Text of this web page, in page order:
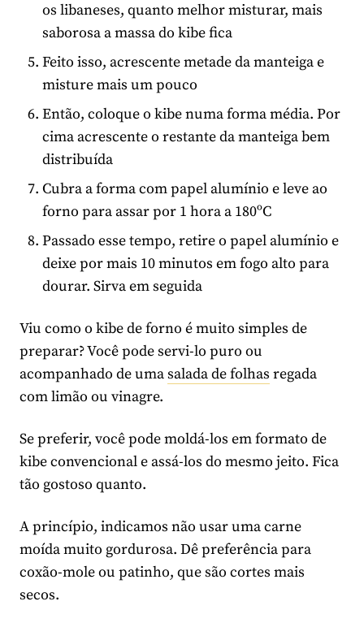
os libaneses, quanto melhor misturar, mais
saborosa a massa do kibe fica
Feito isso, acrescente metade da manteiga e
misture mais um pouco
Então, coloque o kibe numa forma média. Por
cima acrescente o restante da manteiga bem
distribuída
Cubra a forma com papel alumínio e leve ao
forno para assar por 1 hora a 180ºC
Passado esse tempo, retire o papel alumínio e
deixe por mais 10 minutos em fogo alto para
dourar. Sirva em seguida
Viu como o kibe de forno é muito simples de
preparar? Você pode servi-lo puro ou
acompanhado de umasalada de folhas regada
com limão ou vinagre.
Se preferir, você pode moldá-los em formato de
kibe convencional e assá-los do mesmo jeito. Fica
tão gostoso quanto.
A princípio, indicamos não usar uma carne
moída muito gordurosa. Dê preferência para
coxão-mole ou patinho, que são cortes mais
secos.